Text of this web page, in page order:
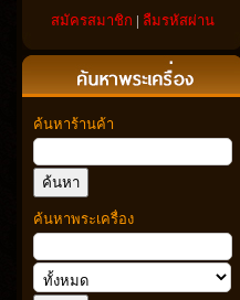
สมัครสมาชิก | ลืมรหัสผ่าน
ค้นหาร้านค้า
ค้นหาพระเครื่อง